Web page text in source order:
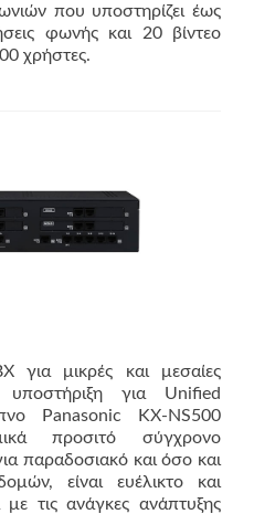
που υποστηρίζει έως
φωνής και 20 βίντεο
χρήστες.
μικρές και μεσαίες
υποστήριξη για Unified
Panasonic KX-NS500
προσιτό σύγχρονο
παραδοσιακό και όσο και
είναι ευέλικτο και
τις ανάγκες ανάπτυξης